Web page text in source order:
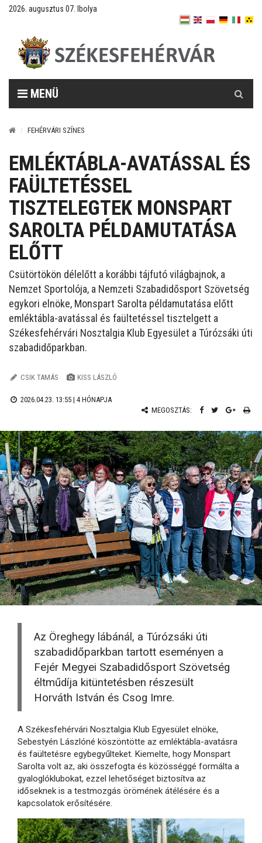
2026. augusztus 07. Ibolya
MENÜ
FEHÉRVÁRI SZÍNES
EMLÉKTÁBLA-AVATÁSSAL ÉS
FAÜLTETÉSSEL
TISZTELEGTEK MONSPART
SAROLTA PÉLDAMUTATÁSA
ELŐTT
Csütörtökön délelőtt a korábbi tájfutó világbajnok, a
Nemzet Sportolója, a Nemzeti Szabadidősport Szövetség
egykori elnöke, Monspart Sarolta példamutatása előtt
emléktábla-avatással és faültetéssel tisztelgett a
Székesfehérvári Nosztalgia Klub Egyesület a Túrózsáki úti
szabadidőparkban.
CSIK TAMÁS KISS LÁSZLÓ
2026.04.23. 13:55 | 4 HÓNAPJA
MEGOSZTÁS:
Az Öreghegy lábánál, a Túrózsáki úti
szabadidőparkban tartott eseményen a
Fejér Megyei Szabadidősport Szövetség
éltműdíja kitüntetésben részesült
Horváth István és Csog Imre.
A Székesfehérvári Nosztalgia Klub Egyesület elnöke,
Sebestyén Lászlóné köszöntötte az emléktábla-avatásra
és faültetésre egybegyűlteket. Kiemelte, hogy Monspart
Sarolta volt az, aki összefogta és közösséggé formálta a
gyaloglóklubokat, ezzel lehetőséget biztosítva az
időseknek is a testmozgás örömének átélésére és a
kapcsolatok erősítésére.